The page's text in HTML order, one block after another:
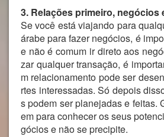
3. Relações primeiro, negócios
Se você está viajando para
árabe para fazer negócios, é
e não é comum ir direto aos
zar qualquer transação, é
m relacionamento pode ser
rtes interessadas. Só depois
s podem ser planejadas e feitas.
em para conhecer os seus
gócios e não se precipite.